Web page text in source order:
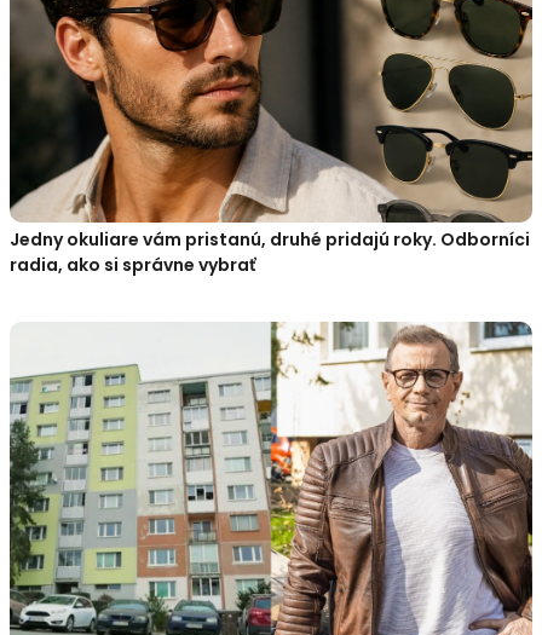
Jedny okuliare vám pristanú, druhé pridajú roky. Odborníci
radia, ako si správne vybrať